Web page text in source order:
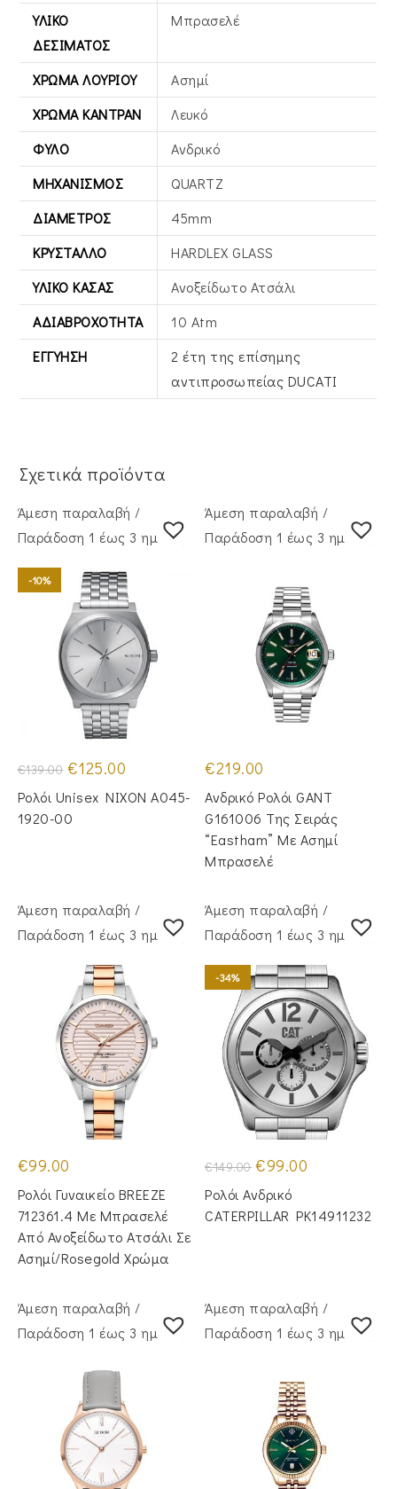
ΥΛΙΚΌ
ΔΕΣΊΜΑΤΟΣ
Μπρασελέ
ΧΡΏΜΑ ΛΟΥΡΙΟΎ
Ασημί
ΧΡΏΜΑ ΚΑΝΤΡΆΝ
Λευκό
ΦΎΛΟ
Ανδρικό
ΜΗΧΑΝΙΣΜΌΣ
QUARTZ
ΔΙΆΜΕΤΡΟΣ
45mm
ΚΡΎΣΤΑΛΛΟ
HARDLEX GLASS
ΥΛΙΚΌ ΚΆΣΑΣ
Ανοξείδωτο Ατσάλι
ΑΔΙΑΒΡΟΧΌΤΗΤΑ
10 Atm
ΕΓΓΎΗΣΗ
2 έτη της επίσημης
αντιπροσωπείας DUCATI
Σχετικά προϊόντα
Άμεση παραλαβή /
Παράδoση 1 έως 3 ημέρες
-10%
€139.00 Original
price
was:
€139.00.
€125.00
τιμή
είναι:
Ρολόι Unisex NIXON A045-
1920-00
Άμεση παραλαβή /
Παράδoση 1 έως 3 ημέρες
€219.00
Ανδρικό Ρολόι GANT
G161006 Της Σειράς
“Eastham” Με Ασημί
Μπρασελέ
Άμεση παραλαβή /
Παράδoση 1 έως 3 ημέρες
€99.00
Ρολόι Γυναικείο BREEZE
712361.4 Με Μπρασελέ
Από Ανοξείδωτο Ατσάλι Σε
Ασημί/Rosegold Χρώμα
Άμεση παραλαβή /
Παράδoση 1 έως 3 ημέρες
-34%
€149.00 Original
price
was:
€149.00.
€99.00
€99.00.
Ρολόι Ανδρικό
CATERPILLAR PK14911232
Άμεση παραλαβή /
Παράδoση 1 έως 3 ημέρες
Άμεση παραλαβή /
Παράδoση 1 έως 3 ημέρες